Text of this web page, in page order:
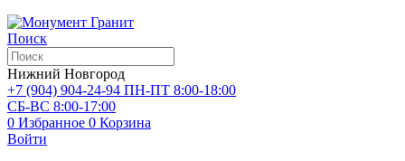
Поиск
Нижний Новгород
+7 (904) 904-24-94 ПН-ПТ 8:00-18:00
СБ-ВС 8:00-17:00
0 Избранное 0 Корзина
Войти